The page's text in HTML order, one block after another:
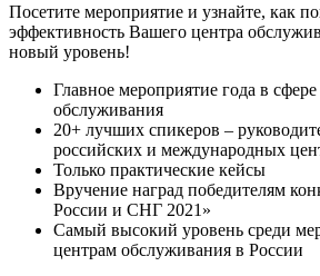
Посетите мероприятие и узнайте, как
эффективность Вашего центра
новый уровень!
Главное мероприятие года в
обслуживания
20+ лучших спикеров –
российских и международных
Только практические кейсы
Вручение наград победителям
России и СНГ 2021»
Самый высокий уровень среди
центрам обслуживания в России